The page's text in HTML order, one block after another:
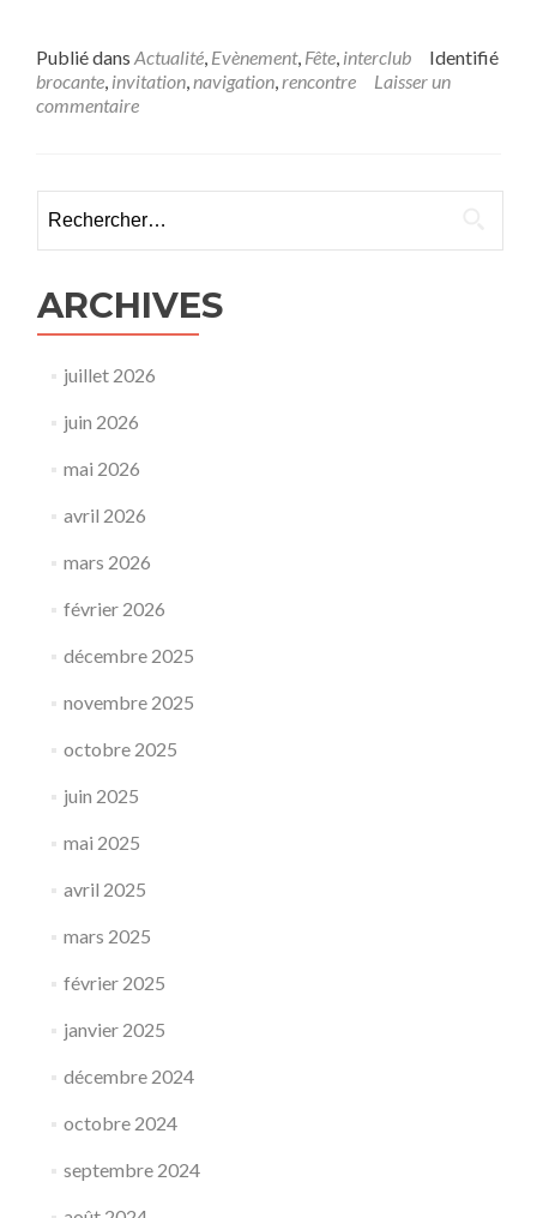
Publié dans Actualité, Evènement, Fête, interclub
Identifié
brocante, invitation,navigation,rencontre
Laisser un
commentaire
ARCHIVES
juillet 2026
juin 2026
mai 2026
avril 2026
mars 2026
février 2026
décembre 2025
novembre 2025
octobre 2025
juin 2025
mai 2025
avril 2025
mars 2025
février 2025
janvier 2025
décembre 2024
octobre 2024
septembre 2024